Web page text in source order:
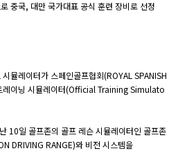
중국, 대만 국가대표 공식 훈련 장비로 선정
뮬레이터가 스페인골프협회(ROYAL SPANISH
레이닝 시뮬레이터(Official Training Simulato
10일 골프존의 골프 레슨 시뮬레이터인 골프존
DRIVING RANGE)와 비전 시스템을